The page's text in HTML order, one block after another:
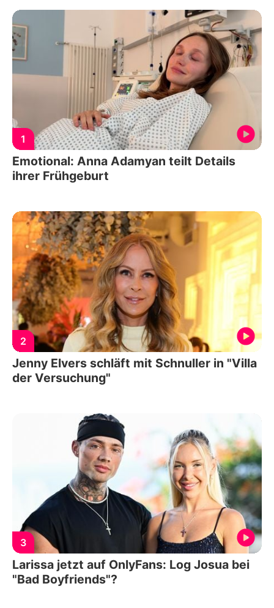
1
Emotional: Anna Adamyan teilt Details
ihrer Frühgeburt
2
Jenny Elvers schläft mit Schnuller in "Villa
der Versuchung"
3
Larissa jetzt auf OnlyFans: Log Josua bei
"Bad Boyfriends"?